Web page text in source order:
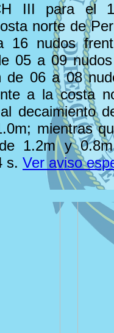
III para el
norte de
16 nudos
05 a 09
de 06 a 08
a la costa
decaimiento
mientras
1.2m y
s. Ver aviso